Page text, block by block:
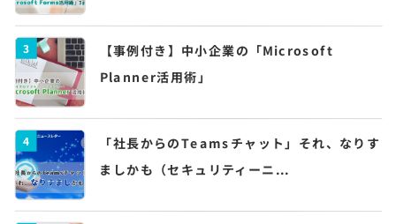
3 【事例付き】中小企業の「Microsoft
Planner活用術」
4 「社長からのTeamsチャット」それ、なりす
ましかも（セキュリティーニ...